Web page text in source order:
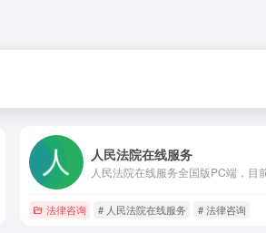
人民法院在线服务
法律咨询 # 人民法院在线服务 # 法律咨询